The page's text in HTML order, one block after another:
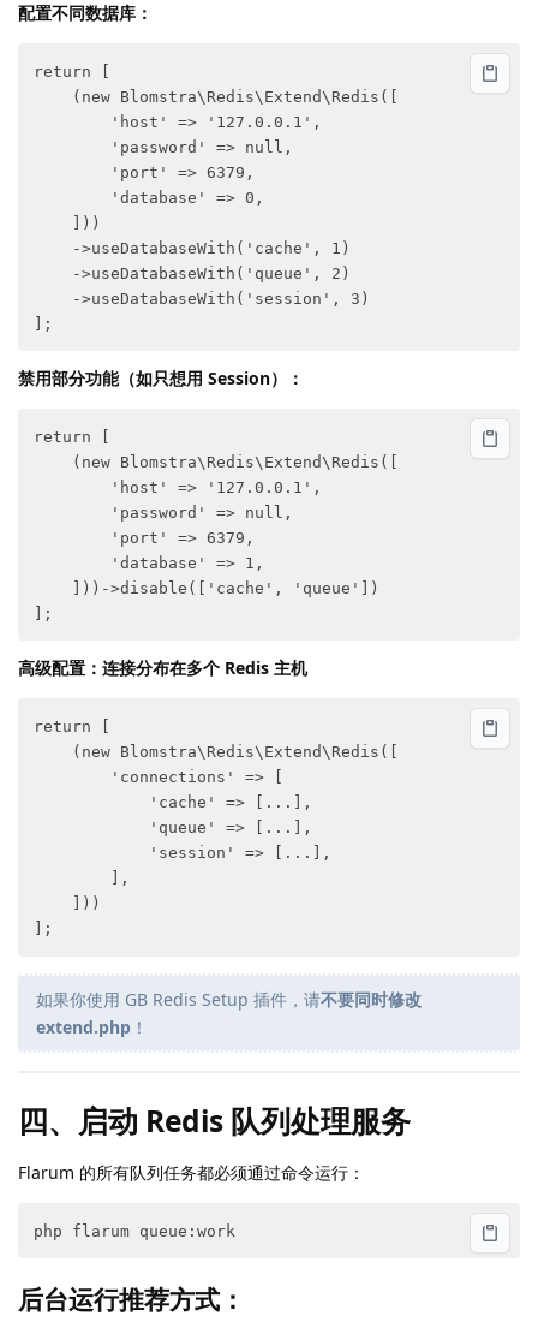
配置不同数据库：
return [
    (new Blomstra\Redis\Extend\Redis([
        'host' => '127.0.0.1',
        'password' => null,
        'port' => 6379,
        'database' => 0,
    ]))
    ->useDatabaseWith('cache', 1)
    ->useDatabaseWith('queue', 2)
    ->useDatabaseWith('session', 3)
禁用部分功能（如只想用 Session）：
return [
    (new Blomstra\Redis\Extend\Redis([
        'host' => '127.0.0.1',
        'password' => null,
        'port' => 6379,
        'database' => 1,
    ]))->disable(['cache', 'queue'])
高级配置：连接分布在多个 Redis 主机
return [
    (new Blomstra\Redis\Extend\Redis([
        'connections' => [
            'cache' => [...],
            'queue' => [...],
            'session' => [...],
        ],
    ]))
如果你使用 GB Redis Setup 插件，请不要同时修改
extend.php ！
四、启动 Redis 队列处理服务
Flarum 的所有队列任务都必须通过命令运行：
后台运行推荐方式：